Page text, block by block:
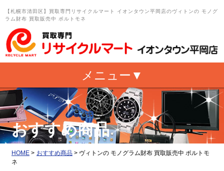
【札幌市清田区】買取専門リサイクルマート イオンタウン平岡店のヴィトンの モノグ
ラム財布 買取販売中 ポルトモネ
おすすめ商品
HOME > おすすめ商品 > ヴィトンの モノグラム財布 買取販売中 ポルトモ
ネ